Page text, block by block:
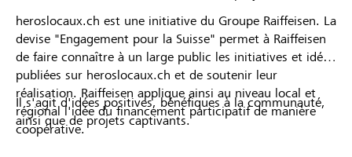
heroslocaux.ch est une initiative du Groupe Raiffeisen. La
devise "Engagement pour la Suisse" permet à Raiffeisen
de faire connaître à un large public les initiatives et idées
publiées sur heroslocaux.ch et de soutenir leur
réalisation. Raiffeisen applique ainsi au niveau local et
régional l'idée du financement participatif de manière
coopérative.
Il s'agit d'idées positives, bénéfiques à la communauté,
ainsi que de projets captivants.